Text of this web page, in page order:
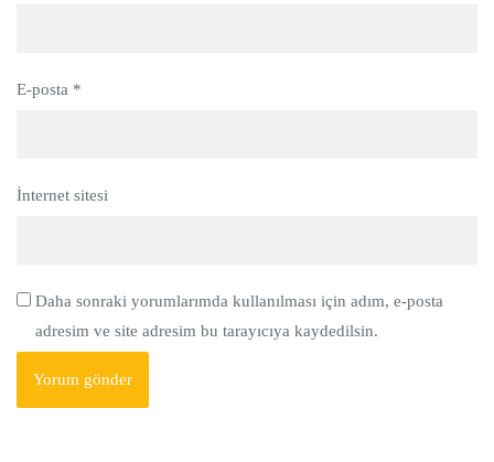
E-posta *
İnternet sitesi
Daha sonraki yorumlarımda kullanılması için adım, e-posta
adresim ve site adresim bu tarayıcıya kaydedilsin.